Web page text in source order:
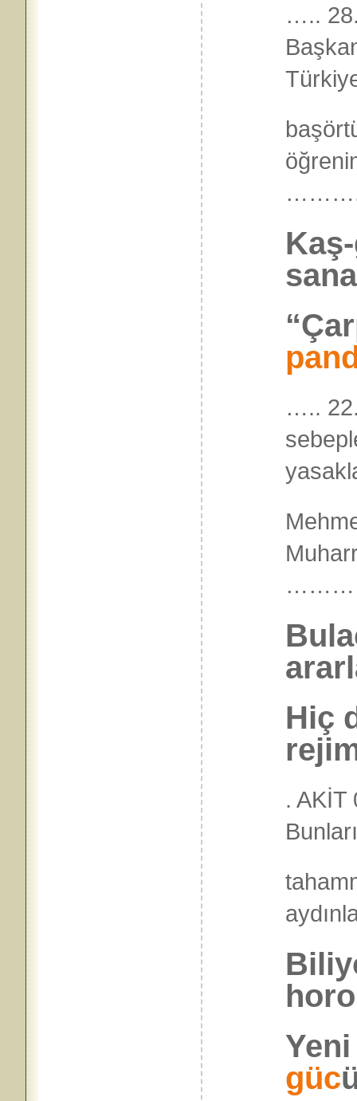
…..
…..
Hiç
. AKİT
güc